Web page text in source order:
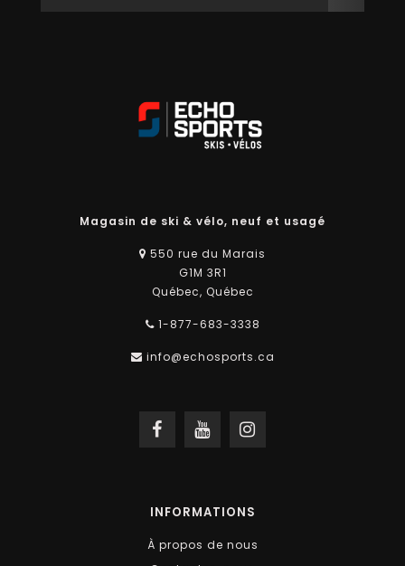
Magasin de ski & vélo, neuf et usagé
550 rue du Marais
G1M 3R1
Québec, Québec
1-877-683-3338
info@echosports.ca
INFORMATIONS
À propos de nous